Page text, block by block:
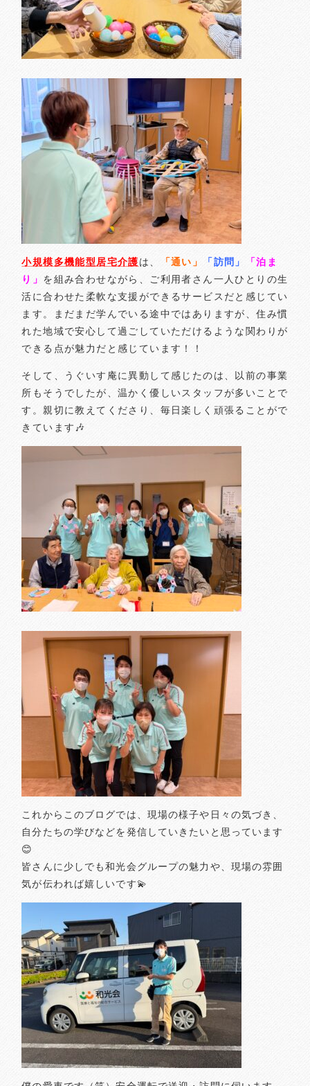
小規模多機能型居宅介護は、 「通い」 「訪問」
「泊ま
り」 を組み合わせながら、ご利用者さん一人ひとりの生
活に合わせた柔軟な支援ができるサービスだと感じてい
ます。
まだまだ学んでいる途中ではありますが、住み慣
れた地域で安心して過ごしていただけるような関わりが
できる点が魅力だと感じています！！
そして、うぐいす庵に異動して感じたのは、以前の事業
所もそうでしたが、温かく優しいスタッフが多いことで
す。親切に教えてくださり、毎日楽しく頑張ることがで
きています🎶
これからこのブログでは、現場の様子や日々の気づき、
自分たちの学びなどを発信していきたいと思っています
😊
皆さんに少しでも和光会グループの魅力や、現場の雰囲
気が伝われば嬉しいです💫